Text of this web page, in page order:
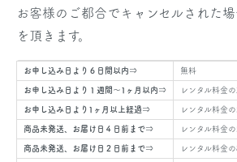
お客様のご都合でキャンセルされた
を頂きます。
お申し込み日より６日間以内⇒ 無料
お申し込み日より１週間～1ヶ月以内⇒ レンタル料金
お申し込み日より1ヶ月以上経過⇒ レンタル料金
商品未発送、お届け日４日前まで⇒ レンタル料金
商品未発送、お届け日２日前まで⇒ レンタル料金